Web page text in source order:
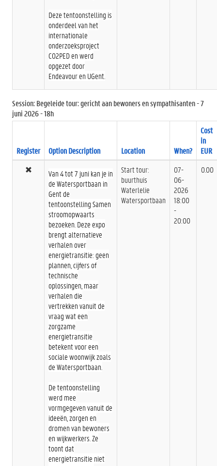
Deze tentoonstelling is
onderdeel van het
internationale
onderzoeksproject
CO2PED en werd
opgezet door
Endeavour en UGent.
Session: Begeleide tour: gericht aan bewoners en sympathisanten - 7
juni 2026 - 18h
Register Option Description Location When?
Cost
in
EUR
Van 4 tot 7 juni kan je in
de Watersportbaan in
Gent de
tentoonstelling Samen
stroomopwaarts
bezoeken. Deze expo
brengt alternatieve
verhalen over
energietransitie: geen
plannen, cijfers of
technische
oplossingen, maar
verhalen die
vertrekken vanuit de
vraag wat een
zorgzame
energietransitie
betekent voor een
sociale woonwijk zoals
de Watersportbaan.
De tentoonstelling
werd mee
vormgegeven vanuit de
ideeën, zorgen en
dromen van bewoners
en wijkwerkers. Ze
toont dat
energietransitie niet
Start tour:
buurthuis
Waterlelie
Watersportbaan
07-
06-
2026
18:00
-
20:00
0.00